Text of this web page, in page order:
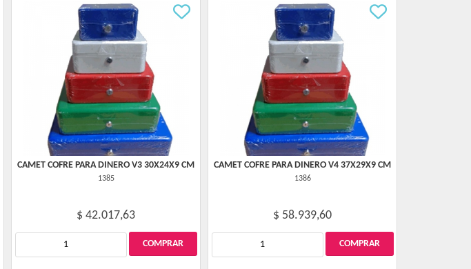
CAMET COFRE PARA DINERO V3 30X24X9 CM
1385
$ 42.017,63
CAMET COFRE PARA DINERO V4 37X29X9 CM
1386
$ 58.939,60